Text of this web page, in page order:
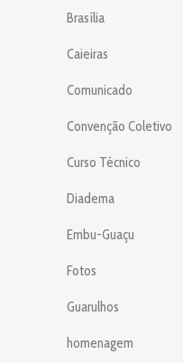
Brasília
Caieiras
Comunicado
Convenção Coletivo
Curso Técnico
Diadema
Embu-Guaçu
Fotos
Guarulhos
homenagem